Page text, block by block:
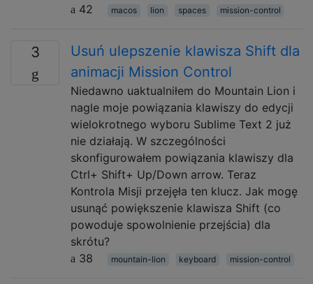
42
macos lion spaces mission-control
3
Usuń ulepszenie klawisza Shift dla
animacji Mission Control
Niedawno uaktualniłem do Mountain Lion i
nagle moje powiązania klawiszy do edycji
wielokrotnego wyboru Sublime Text 2 już
nie działają. W szczególności
skonfigurowałem powiązania klawiszy dla
Ctrl+ Shift+ Up/Down arrow. Teraz
Kontrola Misji przejęła ten klucz. Jak mogę
usunąć powiększenie klawisza Shift (co
powoduje spowolnienie przejścia) dla
skrótu?
38
mountain-lion keyboard mission-control